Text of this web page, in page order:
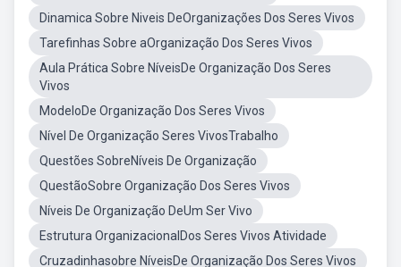
Dinamica Sobre Niveis DeOrganizações Dos Seres Vivos
Tarefinhas Sobre aOrganização Dos Seres Vivos
Aula Prática Sobre NíveisDe Organização Dos Seres
Vivos
ModeloDe Organização Dos Seres Vivos
Nível De Organização Seres VivosTrabalho
Questões SobreNíveis De Organização
QuestãoSobre Organização Dos Seres Vivos
Níveis De Organização DeUm Ser Vivo
Estrutura OrganizacionalDos Seres Vivos Atividade
Cruzadinhasobre NíveisDe Organização Dos Seres Vivos